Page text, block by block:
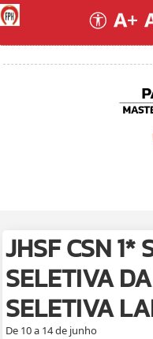
JHSF CSN 1*
SELETIVA
SELETIVA
De 10 a 14 de junho